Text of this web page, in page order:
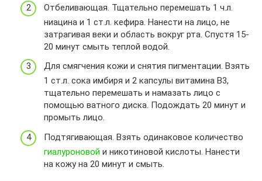
Отбеливающая. Тщательно перемешать 1 ч.л.
ниацина и 1 ст.л. кефира. Нанести на лицо, не
затрагивая веки и область вокруг рта. Спустя 15-
20 минут смыть теплой водой.
Для смягчения кожи и снятия пигментации. Взять
1 ст.л. сока имбиря и 2 капсулы витамина B3,
тщательно перемешать и намазать лицо с
помощью ватного диска. Подождать 20 минут и
промыть лицо.
Подтягивающая. Взять одинаковое количество
гиалуроновой и никотиновой кислоты. Нанести
на кожу на 20 минут и смыть.